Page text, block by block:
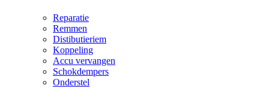
Reparatie
Remmen
Distibutieriem
Koppeling
Accu vervangen
Schokdempers
Onderstel